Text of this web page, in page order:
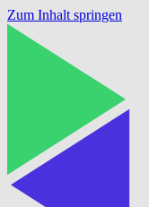
Zum Inhalt springen